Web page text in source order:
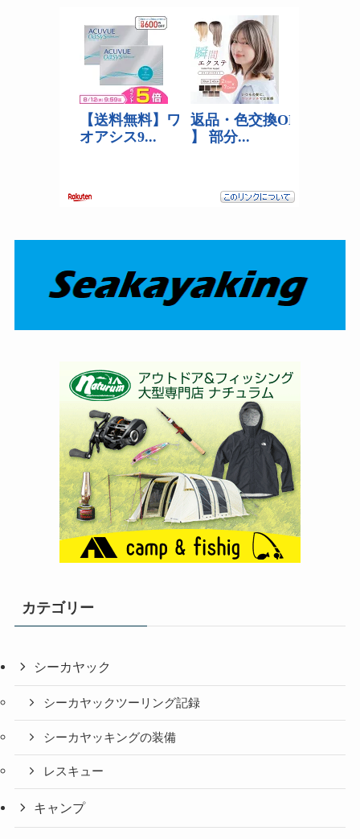
カテゴリー
シーカヤック
シーカヤックツーリング記録
シーカヤッキングの装備
レスキュー
キャンプ